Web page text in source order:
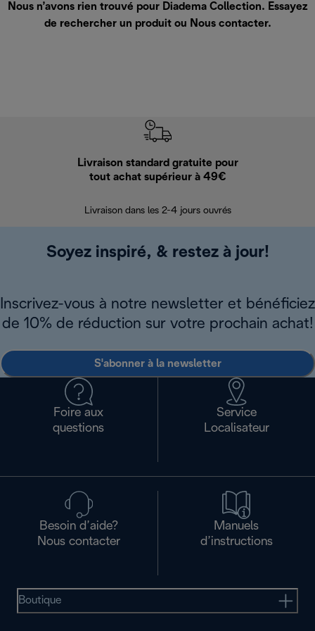
Nous n’avons rien trouvé pour Diadema Collection. Essayez
de rechercher un produit ou Nous contacter.
Livraison standard gratuite pour
tout achat supérieur à 49€
Livraison dans les 2-4 jours ouvrés
Soyez inspiré, & restez à jour!
Inscrivez-vous à notre newsletter et bénéficiez
de 10% de réduction sur votre prochain achat!
S'abonner à la newsletter
Foire aux
questions
Service
Localisateur
Besoin d’aide?
Nous contacter
Manuels
d’instructions
Boutique